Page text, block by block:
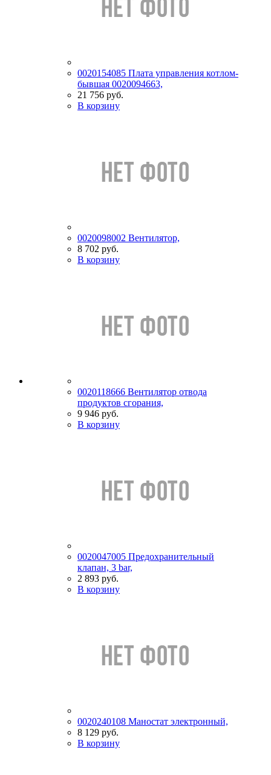
0020154085 Плата управления котлом-
бывшая 0020094663,
21 756 руб.
В корзину
0020098002 Вентилятор,
8 702 руб.
В корзину
0020118666 Вентилятор отвода
продуктов сгорания,
9 946 руб.
В корзину
0020047005 Предохранительный
клапан, 3 bar,
2 893 руб.
В корзину
0020240108 Маностат электронный,
8 129 руб.
В корзину